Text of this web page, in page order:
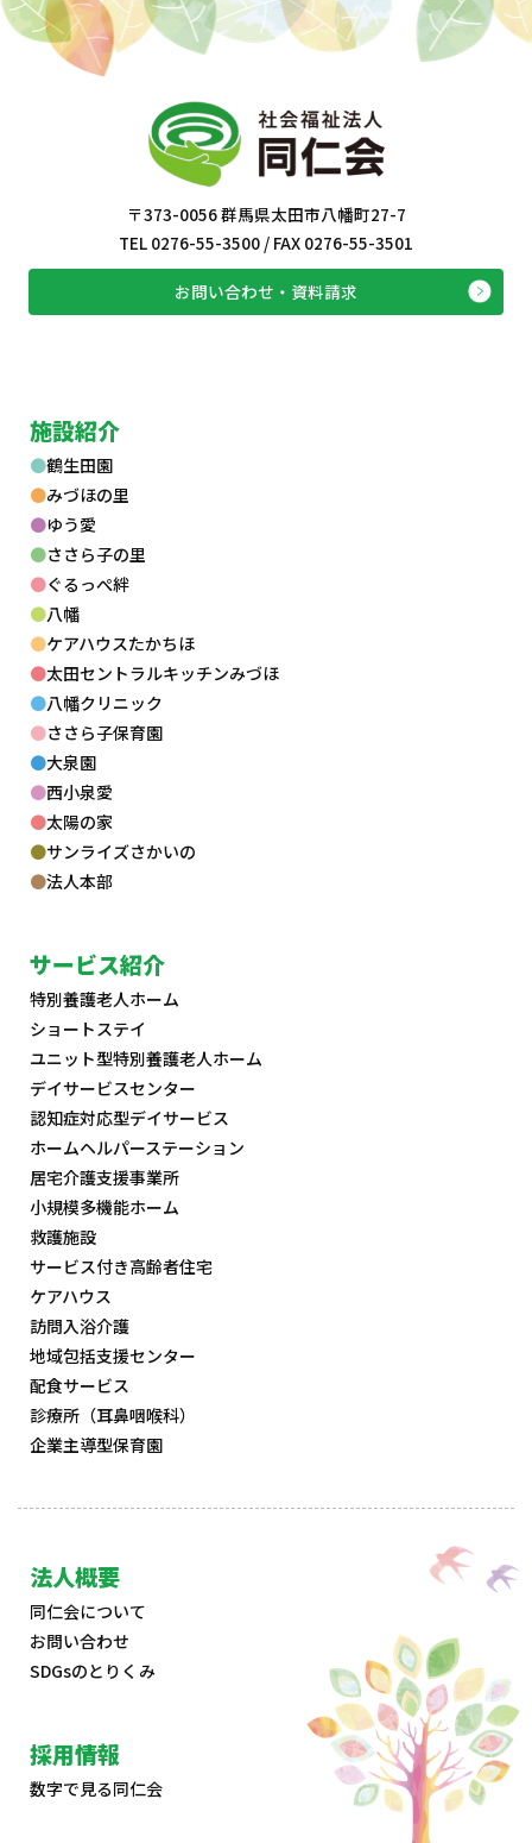
〒373-0056 群馬県太田市八幡町27-7
TEL 0276-55-3500 / FAX 0276-55-3501
お問い合わせ・資料請求
施設紹介
鶴生田園
みづほの里
ゆう愛
ささら子の里
ぐるっぺ絆
八幡
ケアハウスたかちほ
太田セントラルキッチンみづほ
八幡クリニック
ささら子保育園
大泉園
西小泉愛
太陽の家
サンライズさかいの
法人本部
サービス紹介
特別養護老人ホーム
ショートステイ
ユニット型特別養護老人ホーム
デイサービスセンター
認知症対応型デイサービス
ホームヘルパーステーション
居宅介護支援事業所
小規模多機能ホーム
救護施設
サービス付き高齢者住宅
ケアハウス
訪問入浴介護
地域包括支援センター
配食サービス
診療所（耳鼻咽喉科）
企業主導型保育園
法人概要
同仁会について
お問い合わせ
SDGsのとりくみ
採用情報
数字で見る同仁会